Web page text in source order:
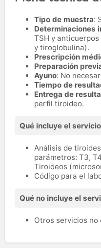
Tipo de muestra:
Determinaciones
TSH y
y tiroglobulina).
Prescripción
Preparación
Ayuno: No
Tiempo de
Entrega de
perfil tiroideo.
Qué incluye el
Análisis de
parámetros: T3,
Tiroideos
Código para el
Qué no incluye el
Otros servicios no